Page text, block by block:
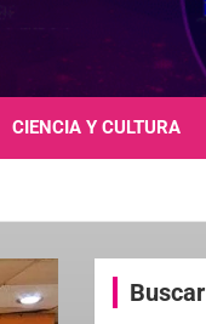
CIENCIA Y CULTURA
Buscar